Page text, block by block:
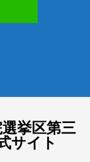
挙区第三
サイト